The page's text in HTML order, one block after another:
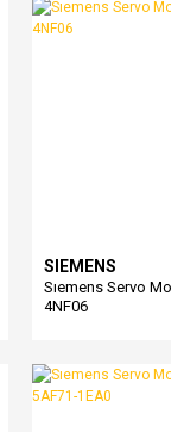
SIEMENS
Sıemens Servo
4NF06